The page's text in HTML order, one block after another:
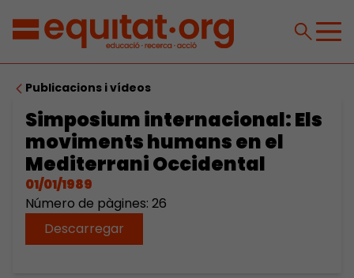
Publicacions i vídeos
Simposium internacional: Els
moviments humans en el
Mediterrani Occidental
01/01/1989
Número de pàgines: 26
Descarregar